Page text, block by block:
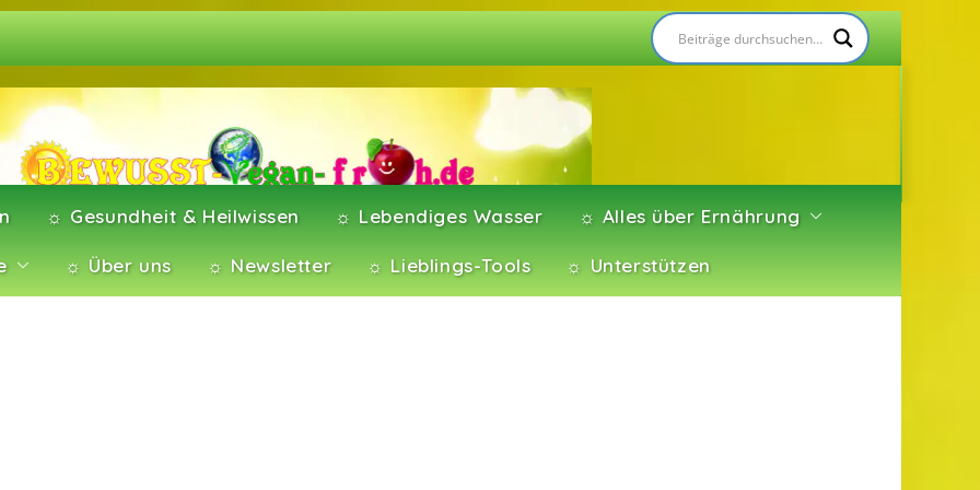
☼ Gesundheit & Heilwissen ☼ Lebendiges Wasser ☼ Alles über Ernährung
☼ Über uns ☼ Newsletter ☼ Lieblings-Tools ☼ Unterstützen